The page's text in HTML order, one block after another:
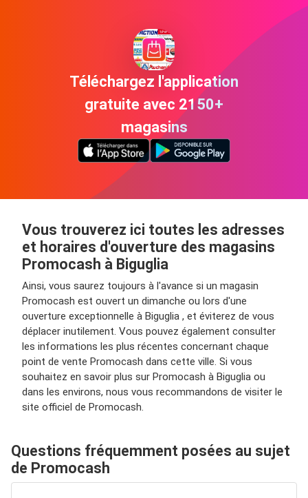
Téléchargez l'application
gratuite avec 2150+
magasins
Vous trouverez ici toutes les adresses
et horaires d'ouverture des magasins
Promocash à Biguglia
Ainsi, vous saurez toujours à l'avance si un magasin
Promocash est ouvert un dimanche ou lors d'une
ouverture exceptionnelle à Biguglia , et éviterez de vous
déplacer inutilement. Vous pouvez également consulter
les informations les plus récentes concernant chaque
point de vente Promocash dans cette ville. Si vous
souhaitez en savoir plus sur Promocash à Biguglia ou
dans les environs, nous vous recommandons de visiter le
site officiel de Promocash.
Questions fréquemment posées au sujet
de Promocash